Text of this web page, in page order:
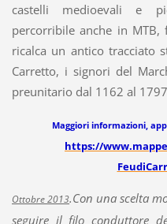
castelli medioevali e
percorribile anche in
ricalca un antico tracciato
Carretto, i signori del
preunitario dal 1162 al
Maggiori informazioni,
https://
Ottobre 2013.Con una scelta
seguire il filo conduttore